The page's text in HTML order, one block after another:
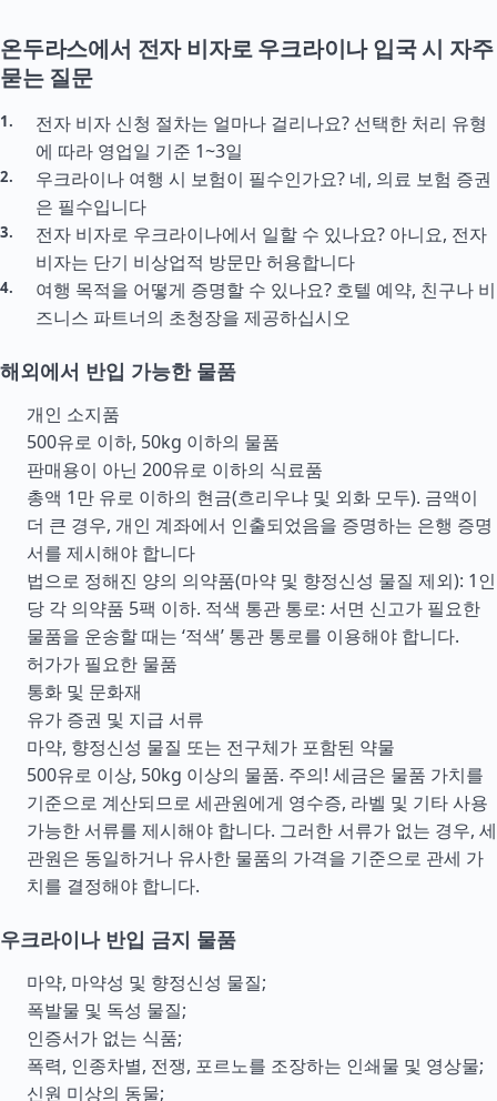
온두라스에서 전자 비자로 우크라이나 입국 시 자주
묻는 질문
전자 비자 신청 절차는 얼마나 걸리나요? 선택한 처리 유형
에 따라 영업일 기준 1~3일
우크라이나 여행 시 보험이 필수인가요? 네, 의료 보험 증권
은 필수입니다
전자 비자로 우크라이나에서 일할 수 있나요? 아니요, 전자
비자는 단기 비상업적 방문만 허용합니다
여행 목적을 어떻게 증명할 수 있나요? 호텔 예약, 친구나 비
즈니스 파트너의 초청장을 제공하십시오
해외에서 반입 가능한 물품
개인 소지품
500유로 이하, 50kg 이하의 물품
판매용이 아닌 200유로 이하의 식료품
총액 1만 유로 이하의 현금(흐리우냐 및 외화 모두). 금액이
더 큰 경우, 개인 계좌에서 인출되었음을 증명하는 은행 증명
서를 제시해야 합니다
법으로 정해진 양의 의약품(마약 및 향정신성 물질 제외): 1인
당 각 의약품 5팩 이하. 적색 통관 통로: 서면 신고가 필요한
물품을 운송할 때는 ‘적색’ 통관 통로를 이용해야 합니다.
허가가 필요한 물품
통화 및 문화재
유가 증권 및 지급 서류
마약, 향정신성 물질 또는 전구체가 포함된 약물
500유로 이상, 50kg 이상의 물품. 주의! 세금은 물품 가치를
기준으로 계산되므로 세관원에게 영수증, 라벨 및 기타 사용
가능한 서류를 제시해야 합니다. 그러한 서류가 없는 경우, 세
관원은 동일하거나 유사한 물품의 가격을 기준으로 관세 가
치를 결정해야 합니다.
우크라이나 반입 금지 물품
마약, 마약성 및 향정신성 물질;
폭발물 및 독성 물질;
인증서가 없는 식품;
폭력, 인종차별, 전쟁, 포르노를 조장하는 인쇄물 및 영상물;
신원 미상의 동물;